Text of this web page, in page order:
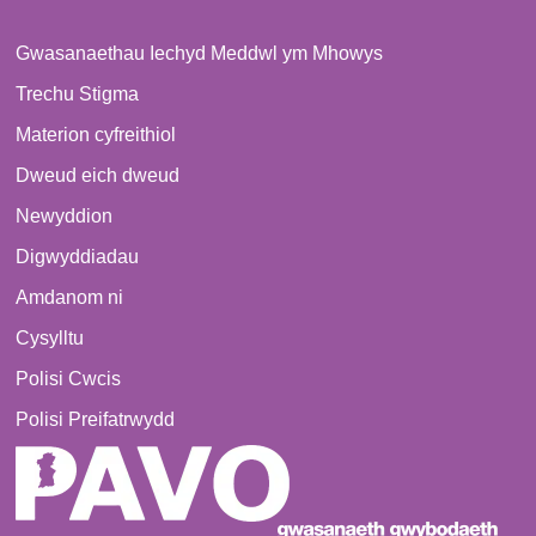
Gwasanaethau Iechyd Meddwl ym Mhowys
Trechu Stigma
Materion cyfreithiol
Dweud eich dweud
Newyddion
Digwyddiadau
Amdanom ni
Cysylltu
Polisi Cwcis
Polisi Preifatrwydd